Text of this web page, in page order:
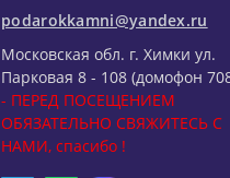
podarokkamni@yandex.ru
Московская обл. г. Химки ул.
Парковая 8 - 108 (домофон
- ПЕРЕД ПОСЕЩЕНИЕМ
ОБЯЗАТЕЛЬНО СВЯЖИТЕСЬ С
НАМИ, спасибо !